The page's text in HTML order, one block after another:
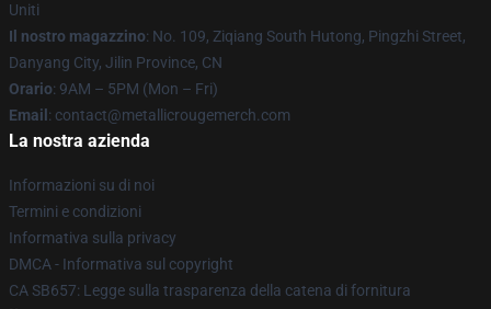
Uniti
Il nostro magazzino: No. 109, Ziqiang South Hutong, Pingzhi Street,
Danyang City, Jilin Province, CN
Orario: 9AM – 5PM (Mon – Fri)
Email : contact@metallicrougemerch.com
La nostra azienda
Informazioni su di noi
Termini e condizioni
Informativa sulla privacy
DMCA - Informativa sul copyright
CA SB657: Legge sulla trasparenza della catena di fornitura